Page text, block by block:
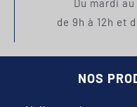
Du mardi
de 9h à 12h et
NOS